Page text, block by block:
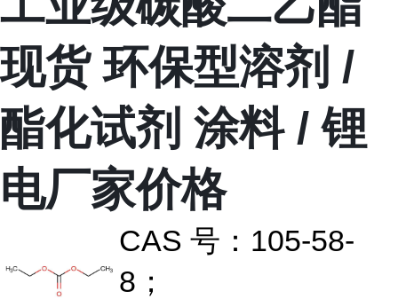
现货 环保型溶剂 /
酯化试剂 涂料 / 锂
电厂家价格
CAS 号：105-58-
8；